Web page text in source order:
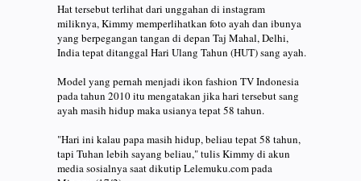
Hat tersebut terlihat dari unggahan di instagram
miliknya, Kimmy memperlihatkan foto ayah dan ibunya
yang berpegangan tangan di depan Taj Mahal, Delhi,
India tepat ditanggal Hari Ulang Tahun (HUT) sang ayah.
Model yang pernah menjadi ikon fashion TV Indonesia
pada tahun 2010 itu mengatakan jika hari tersebut sang
ayah masih hidup maka usianya tepat 58 tahun.
"Hari ini kalau papa masih hidup, beliau tepat 58 tahun,
tapi Tuhan lebih sayang beliau," tulis Kimmy di akun
media sosialnya saat dikutip Lelemuku.com pada